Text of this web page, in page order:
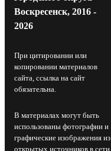
Воскресенск, 2016 -
2026
При цитировании или
копировании материалов
сайта, ссылка на сайт
обязательна.
В материалах могут быть
использованы фотографии и
графические изображения из
открытых источников в сети